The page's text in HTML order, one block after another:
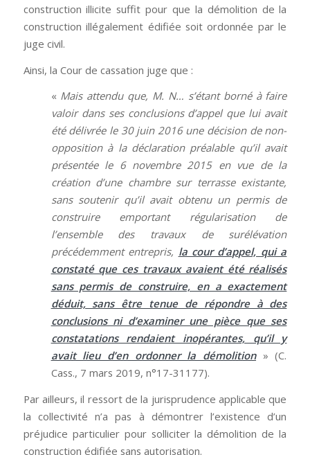
construction illicite suffit pour que la démolition de la
construction illégalement édifiée soit ordonnée par le
juge civil.
Ainsi, la Cour de cassation juge que :
« Mais attendu que, M. N… s’étant borné à faire
valoir dans ses conclusions d’appel que lui avait
été délivrée le 30 juin 2016 une décision de non-
opposition à la déclaration préalable qu’il avait
présentée le 6 novembre 2015 en vue de la
création d’une chambre sur terrasse existante,
sans soutenir qu’il avait obtenu un permis de
construire emportant régularisation de
l’ensemble des travaux de surélévation
précédemment entrepris, la cour d’appel, qui a
constaté que ces travaux avaient été réalisés
sans permis de construire, en a exactement
déduit, sans être tenue de répondre à des
conclusions ni d’examiner une pièce que ses
constatations rendaient inopérantes, qu’il y
avait lieu d’en ordonner la démolition» (C.
Cass., 7 mars 2019, n°17-31177).
Par ailleurs, il ressort de la jurisprudence applicable que
la collectivité n’a pas à démontrer l’existence d’un
préjudice particulier pour solliciter la démolition de la
construction édifiée sans autorisation.